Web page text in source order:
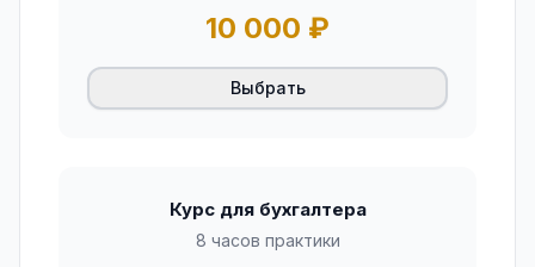
10 000 ₽
Выбрать
Курс для бухгалтера
8 часов практики